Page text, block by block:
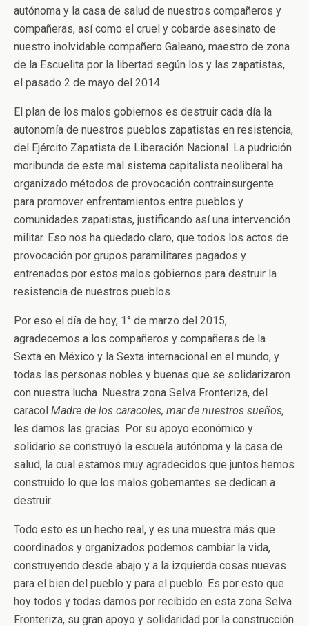
autónoma y la casa de salud de nuestros compañeros y
compañeras, así como el cruel y cobarde asesinato de
nuestro inolvidable compañero Galeano, maestro de zona
de la Escuelita por la libertad según los y las zapatistas,
el pasado 2 de mayo del 2014.
El plan de los malos gobiernos es destruir cada día la
autonomía de nuestros pueblos zapatistas en resistencia,
del Ejército Zapatista de Liberación Nacional. La pudrición
moribunda de este mal sistema capitalista neoliberal ha
organizado métodos de provocación contrainsurgente
para promover enfrentamientos entre pueblos y
comunidades zapatistas, justificando así una intervención
militar. Eso nos ha quedado claro, que todos los actos de
provocación por grupos paramilitares pagados y
entrenados por estos malos gobiernos para destruir la
resistencia de nuestros pueblos.
Por eso el día de hoy, 1° de marzo del 2015,
agradecemos a los compañeros y compañeras de la
Sexta en México y la Sexta internacional en el mundo, y
todas las personas nobles y buenas que se solidarizaron
con nuestra lucha. Nuestra zona Selva Fronteriza, del
caracol Madre de los caracoles, mar de nuestros sueños,
les damos las gracias. Por su apoyo económico y
solidario se construyó la escuela autónoma y la casa de
salud, la cual estamos muy agradecidos que juntos hemos
construido lo que los malos gobernantes se dedican a
destruir.
Todo esto es un hecho real, y es una muestra más que
coordinados y organizados podemos cambiar la vida,
construyendo desde abajo y a la izquierda cosas nuevas
para el bien del pueblo y para el pueblo. Es por esto que
hoy todos y todas damos por recibido en esta zona Selva
Fronteriza, su gran apoyo y solidaridad por la construcción